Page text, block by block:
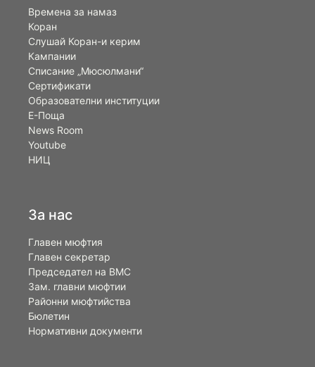
Времена за намаз
Коран
Слушай Коран-и керим
Кампании
Списание „Мюсюлмани“
Сертификати
Образователни институции
Е-Поща
News Room
Youtube
НИЦ
За нас
Главен мюфтия
Главен секретар
Председател на ВМС
Зам. главни мюфтии
Районни мюфтийства
Бюлетин
Нормативни документи